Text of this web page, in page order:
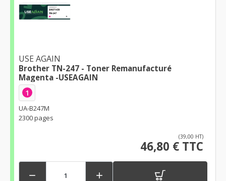
USE AGAIN
Brother TN-247 - Toner Remanufacturé
Magenta -USEAGAIN
1
UA-B247M
2300 pages
(39,00 HT)
46,80 € TTC
 